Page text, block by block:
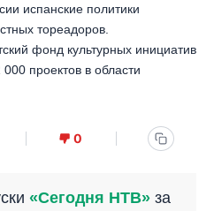
испанские политики
тореадоров.
фонд культурных инициатив
проектов в области
0
«Сегодня НТВ» за